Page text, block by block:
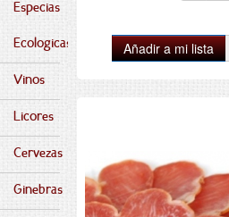
Especias
Ecologicas
Vinos
Licores
Cervezas
Ginebras